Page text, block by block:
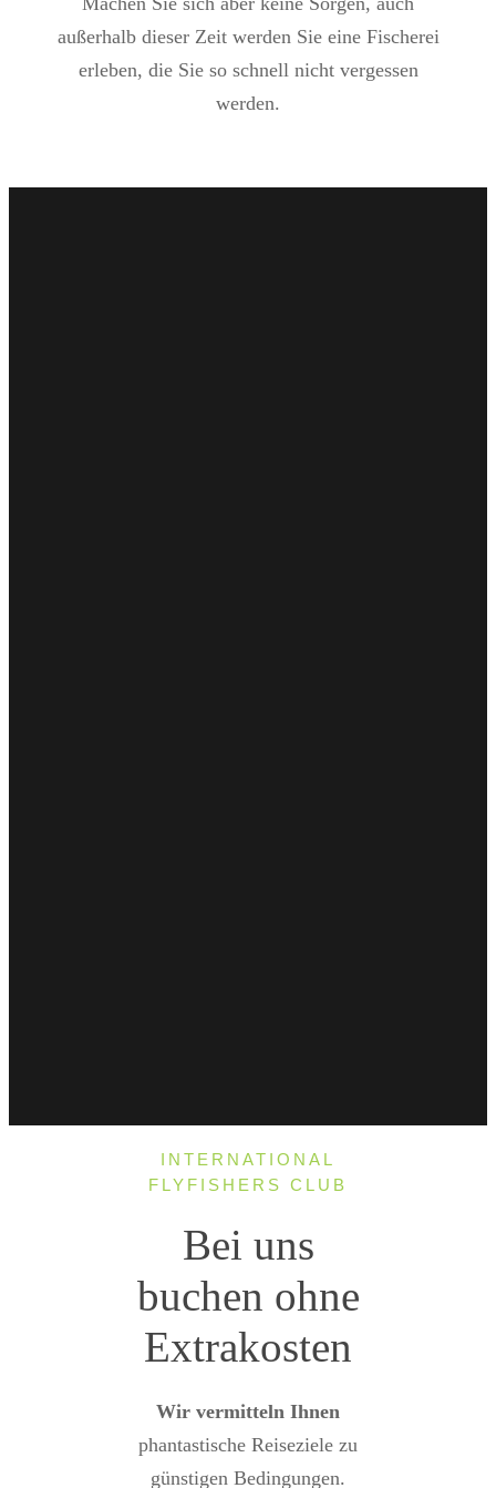
außerhalb dieser Zeit werden Sie eine Fischerei
erleben, die Sie so schnell nicht vergessen
werden.
INTERNATIONAL
FLYFISHERS CLUB
Bei uns
buchen ohne
Extrakosten
Wir vermitteln Ihnen
phantastische Reiseziele zu
günstigen Bedingungen.